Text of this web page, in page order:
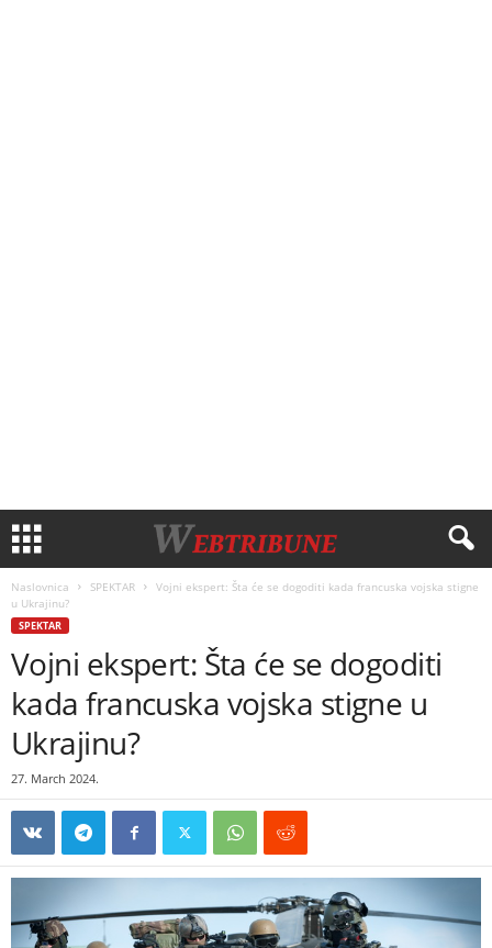
Naslovnica SPEKTAR
Vojni ekspert: Šta će se dogoditi kada francuska vojska stigne
u Ukrajinu?
SPEKTAR
Vojni ekspert: Šta će se dogoditi
kada francuska vojska stigne u
Ukrajinu?
27. March 2024.